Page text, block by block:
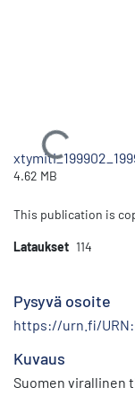
Ladataan...
4.62 MB
This publication is
Lataukset 114
Pysyvä osoite
https://urn.fi/
Kuvaus
Suomen virallinen